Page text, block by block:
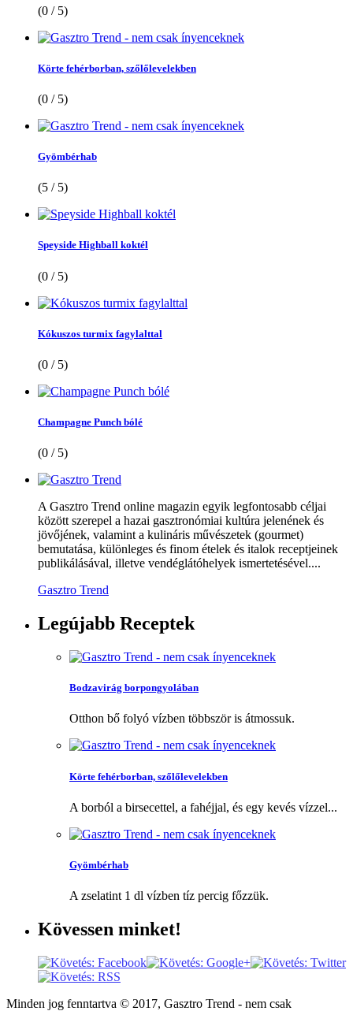
(0 / 5)
Körte fehérborban, szőlőlevelekben
(0 / 5)
Gyömbérhab
(5 / 5)
Speyside Highball koktél
(0 / 5)
Kókuszos turmix fagylalttal
(0 / 5)
Champagne Punch bólé
(0 / 5)
A Gasztro Trend online magazin egyik legfontosabb céljai
között szerepel a hazai gasztronómiai kultúra jelenének és
jövőjének, valamint a kulináris művészetek (gourmet)
bemutatása, különleges és finom ételek és italok receptjeinek
publikálásával, illetve vendéglátóhelyek ismertetésével....
Gasztro Trend
Legújabb Receptek
Bodzavirág borpongyolában
Otthon bő folyó vízben többször is átmossuk.
Körte fehérborban, szőlőlevelekben
A borból a birsecettel, a fahéjjal, és egy kevés vízzel...
Gyömbérhab
A zselatint 1 dl vízben tíz percig főzzük.
Kövessen minket!
Minden jog fenntartva © 2017, Gasztro Trend - nem csak